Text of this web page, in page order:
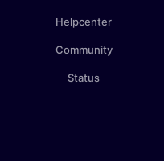
Helpcenter
Community
Status